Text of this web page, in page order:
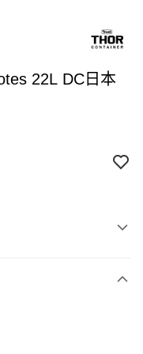
22L DC日本